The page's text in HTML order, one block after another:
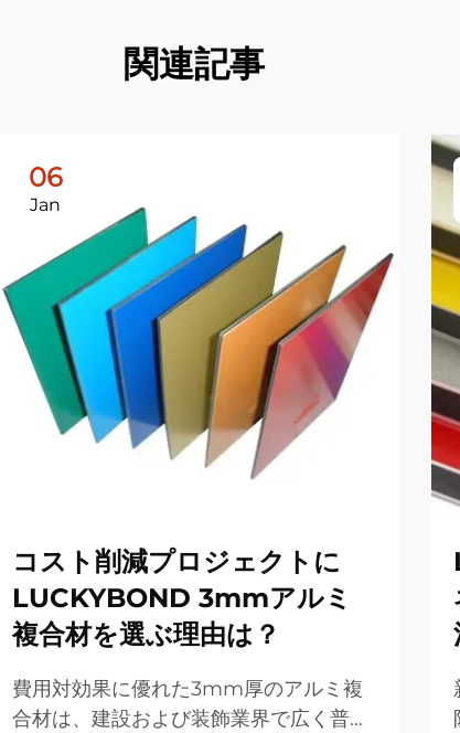
関連記事
06
Jan
コスト削減プロジェクトに
LUCKYBOND 3mmアルミ
複合材を選ぶ理由は？
費用対効果に優れた3mm厚のアルミ複
合材は、建設および装飾業界で広く普及